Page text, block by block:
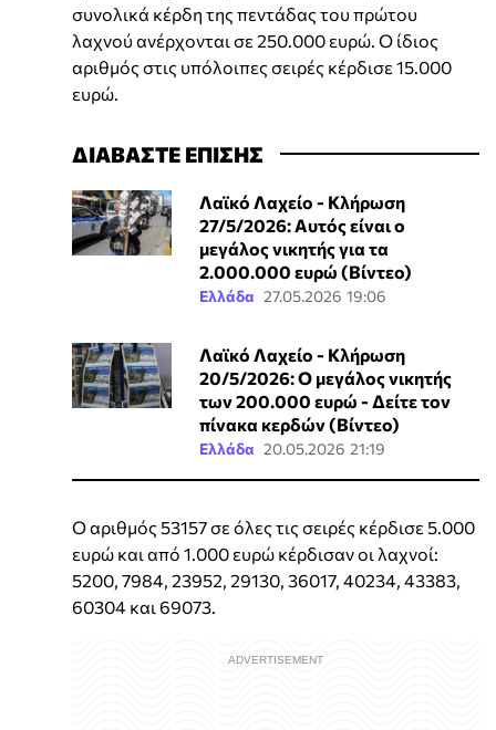
συνολικά κέρδη της πεντάδας του πρώτου
λαχνού ανέρχονται σε 250.000 ευρώ. Ο ίδιος
αριθμός στις υπόλοιπες σειρές κέρδισε 15.000
ευρώ.
ΔΙΑΒΑΣΤΕ ΕΠΙΣΗΣ
Λαϊκό Λαχείο - Κλήρωση
27/5/2026: Αυτός είναι ο
μεγάλος νικητής για τα
2.000.000 ευρώ (Βίντεο)
Ελλάδα 27.05.2026 19:06
Λαϊκό Λαχείο - Κλήρωση
20/5/2026: Ο μεγάλος νικητής
των 200.000 ευρώ - Δείτε τον
πίνακα κερδών (Βίντεο)
Ελλάδα 20.05.2026 21:19
Ο αριθμός 53157 σε όλες τις σειρές κέρδισε 5.000
ευρώ και από 1.000 ευρώ κέρδισαν οι λαχνοί:
5200, 7984, 23952, 29130, 36017, 40234, 43383,
60304 και 69073.